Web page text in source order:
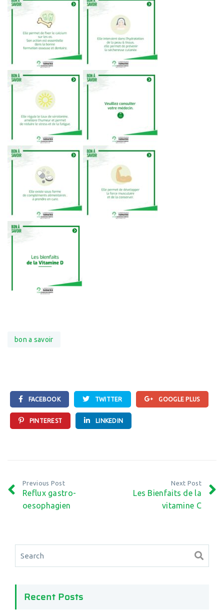
bon a savoir
FACEBOOK TWITTER GOOGLE PLUS
PINTEREST LINKEDIN
Previous Post
Reflux gastro-
oesophagien
Next Post
Les Bienfaits de la
vitamine C
Recent Posts